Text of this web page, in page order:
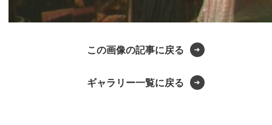
この画像の記事に戻る
ギャラリー一覧に戻る